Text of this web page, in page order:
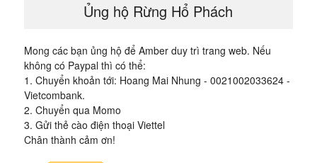
Ủng hộ Rừng Hổ Phách
Mong các bạn ủng hộ để Amber duy trì trang web. Nếu
không có Paypal thì có thể:
1. Chuyển khoản tới: Hoang Mai Nhung - 0021002033624 -
Vietcombank.
2. Chuyển qua Momo
3. Gửi thẻ cào điện thoại Viettel
Chân thành cảm ơn!